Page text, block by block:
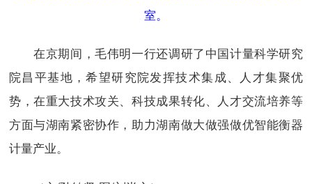
室。
在京期间，毛伟明一行还调研了中国计量科学研究
院昌平基地，希望研究院发挥技术集成、人才集聚优
势，在重大技术攻关、科技成果转化、人才交流培养等
方面与湖南紧密协作，助力湖南做大做强做优智能衡器
计量产业。